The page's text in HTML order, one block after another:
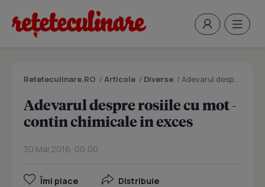
Reteteculinare.RO / Articole / Diverse / Adevarul despre rosiile cu mot - contin chimicale in exces
Adevarul despre rosiile cu mot -
contin chimicale in exces
30 Mai 2016, 00:00
Îmi place Distribuie